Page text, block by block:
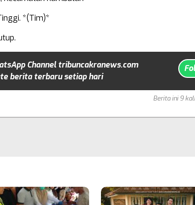
*(Tim)*
Channel tribuncakranews.com
berita terbaru setiap hari
Berita ini 9